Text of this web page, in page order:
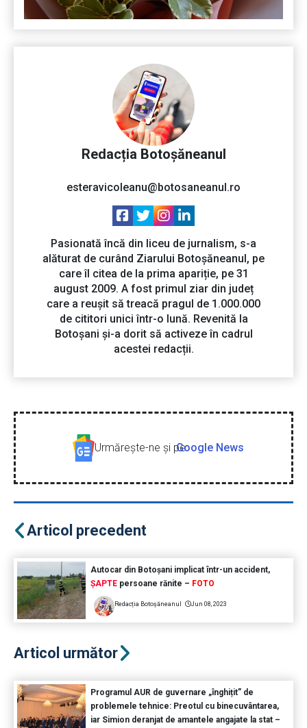
Redacția Botoșăneanul
esteravicoleanu@botosaneanul.ro
Pasionată încă din liceu de jurnalism, s-a
alăturat de curând Ziarului Botoșăneanul, pe
care îl citea de la prima apariție, pe 31
august 2009. A fost primul ziar din județ
care a reușit să treacă pragul de 1.000.000
de cititori unici într-o lună. Revenită la
Botoșani și-a dorit să activeze în cadrul
acestei redacții.
Urmăreşte-ne şi peGoogle News
Articol precedent
Autocar din Botoșani implicat într-un accident,
ȘAPTEpersoane rănite – FOTO
Redacția Botoșăneanul Jun 08, 2023
Articol următor
Programul AUR de guvernare „înghițit” de
problemele tehnice: Preotul cu binecuvântarea,
iar Simion deranjat de amantele angajate la stat –